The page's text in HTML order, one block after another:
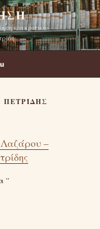
και κριτικά
ΠΕΤΡΊΔΗΣ
–
”